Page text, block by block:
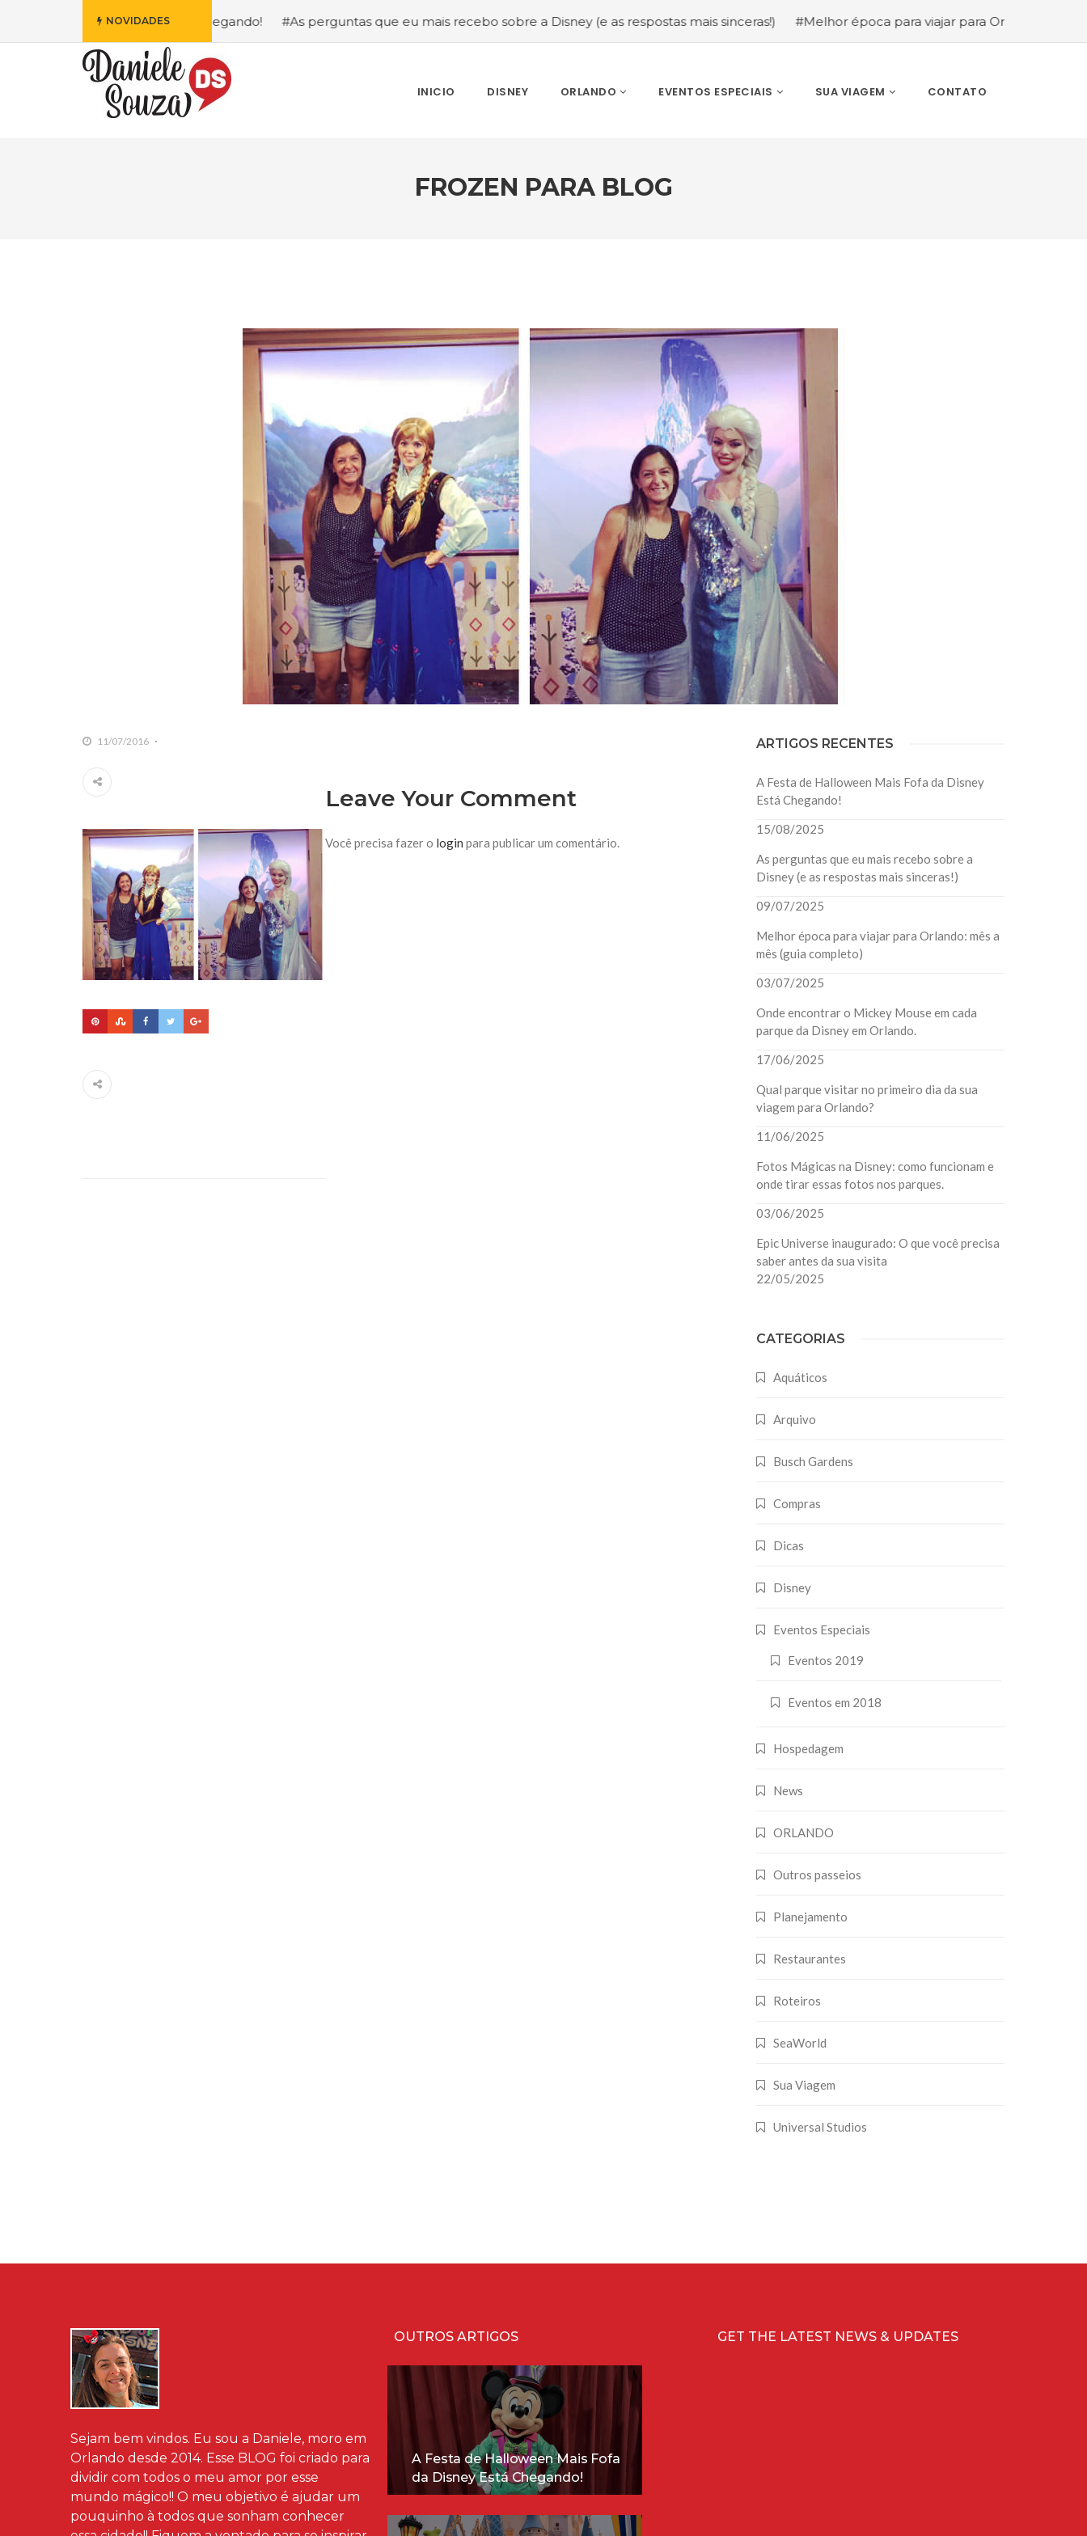
NOVIDADES
da Disney Está Chegando! #As perguntas que eu mais recebo sobre a Disney (e as respostas mais sinceras!) #Melhor época para viajar para Orlando: mês a mês
INICIO DISNEY ORLANDO EVENTOS ESPECIAIS SUA VIAGEM CONTATO
FROZEN PARA BLOG
11/07/2016
Leave Your Comment
Você precisa fazer o login para publicar um comentário.
ARTIGOS RECENTES
A Festa de Halloween Mais Fofa da Disney
Está Chegando!
15/08/2025
As perguntas que eu mais recebo sobre a
Disney (e as respostas mais sinceras!)
09/07/2025
Melhor época para viajar para Orlando: mês a
mês (guia completo)
03/07/2025
Onde encontrar o Mickey Mouse em cada
parque da Disney em Orlando.
17/06/2025
Qual parque visitar no primeiro dia da sua
viagem para Orlando?
11/06/2025
Fotos Mágicas na Disney: como funcionam e
onde tirar essas fotos nos parques.
03/06/2025
Epic Universe inaugurado: O que você precisa
saber antes da sua visita
22/05/2025
CATEGORIAS
Aquáticos
Arquivo
Busch Gardens
Compras
Dicas
Disney
Eventos Especiais
Eventos 2019
Eventos em 2018
Hospedagem
News
ORLANDO
Outros passeios
Planejamento
Restaurantes
Roteiros
SeaWorld
Sua Viagem
Universal Studios
Sejam bem vindos. Eu sou a Daniele, moro em
Orlando desde 2014. Esse BLOG foi criado para
dividir com todos o meu amor por esse
mundo mágico!! O meu objetivo é ajudar um
pouquinho à todos que sonham conhecer
OUTROS ARTIGOS
A Festa de Halloween Mais Fofa
da Disney Está Chegando!
GET THE LATEST NEWS & UPDATES